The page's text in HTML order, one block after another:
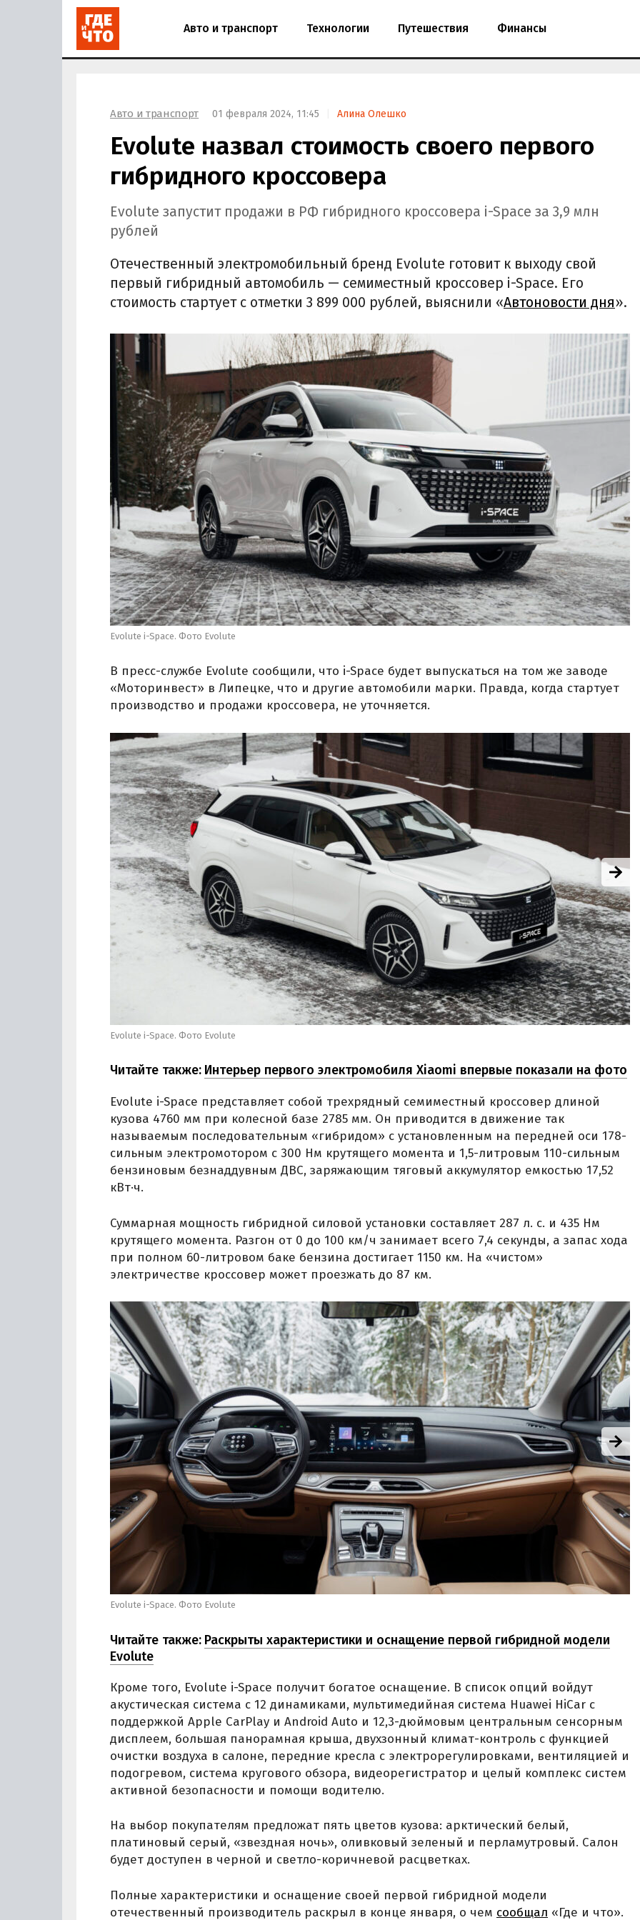
Авто и транспорт Технологии Путешествия Финансы
Авто и транспорт 01 февраля 2024, 11:45 Алина Олешко
Evolute назвал стоимость своего первого
гибридного кроссовера
Evolute запустит продажи в РФ гибридного кроссовера i-Space за 3,9 млн
рублей
Отечественный электромобильный бренд Evolute готовит к выходу свой
первый гибридный автомобиль — семиместный кроссовер i-Space. Его
стоимость стартует с отметки 3 899 000 рублей, выяснили «Автоновости дня».
Evolute i-Space. Фото Evolute
В пресс-службе Evolute сообщили, что i-Space будет выпускаться на том же заводе
«Моторинвест» в Липецке, что и другие автомобили марки. Правда, когда стартует
производство и продажи кроссовера, не уточняется.
Evolute i-Space. Фото Evolute
Читайте также: Интерьер первого электромобиля Xiaomi впервые показали на фото
Evolute i-Space представляет собой трехрядный семиместный кроссовер длиной
кузова 4760 мм при колесной базе 2785 мм. Он приводится в движение так
называемым последовательным «гибридом» с установленным на передней оси 178-
сильным электромотором с 300 Нм крутящего момента и 1,5-литровым 110-сильным
бензиновым безнаддувным ДВС, заряжающим тяговый аккумулятор емкостью 17,52
кВт·ч.
Суммарная мощность гибридной силовой установки составляет 287 л. с. и 435 Нм
крутящего момента. Разгон от 0 до 100 км/ч занимает всего 7,4 секунды, а запас хода
при полном 60-литровом баке бензина достигает 1150 км. На «чистом»
электричестве кроссовер может проезжать до 87 км.
Evolute i-Space. Фото Evolute
Читайте также: Раскрыты характеристики и оснащение первой гибридной модели
Evolute
Кроме того, Evolute i-Space получит богатое оснащение. В список опций войдут
акустическая система с 12 динамиками, мультимедийная система Huawei HiCar с
поддержкой Apple CarPlay и Android Auto и 12,3-дюймовым центральным сенсорным
дисплеем, большая панорамная крыша, двухзонный климат-контроль с функцией
очистки воздуха в салоне, передние кресла с электрорегулировками, вентиляцией и
подогревом, система кругового обзора, видеорегистратор и целый комплекс систем
активной безопасности и помощи водителю.
На выбор покупателям предложат пять цветов кузова: арктический белый,
платиновый серый, «звездная ночь», оливковый зеленый и перламутровый. Салон
будет доступен в черной и светло-коричневой расцветках.
Полные характеристики и оснащение своей первой гибридной модели
отечественный производитель раскрыл в конце января, о чем сообщал «Где и что».